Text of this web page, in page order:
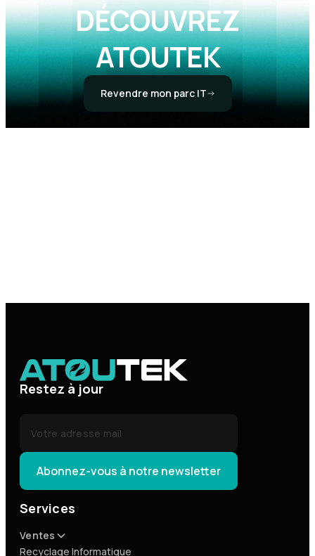
DÉCOUVREZ
ATOUTEK
Revendre mon parc IT
Restez à jour
Services
Ventes
Recyclage Informatique